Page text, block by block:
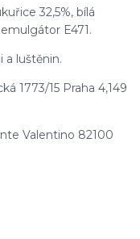
32,5%, bílá
E471.
a luštěnin.
1773/15 Praha 4,149
Valentino 82100